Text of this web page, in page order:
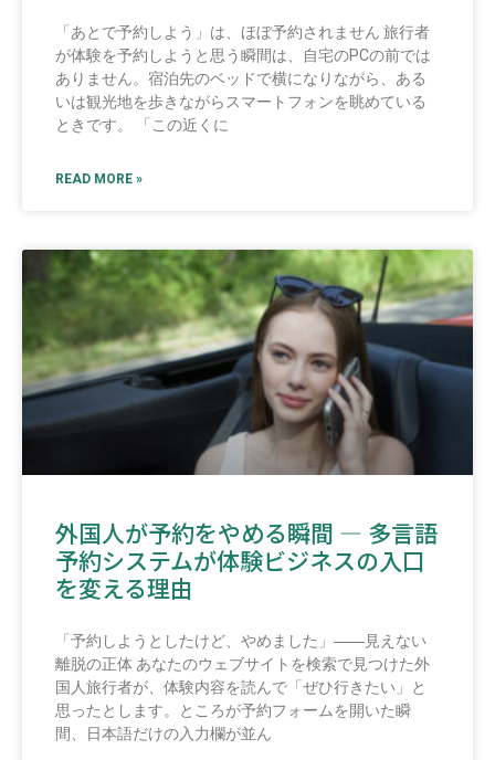
「あとで予約しよう」は、ほぼ予約されません 旅行者
が体験を予約しようと思う瞬間は、自宅のPCの前では
ありません。宿泊先のベッドで横になりながら、ある
いは観光地を歩きながらスマートフォンを眺めている
ときです。 「この近くに
READ MORE »
外国人が予約をやめる瞬間 ― 多言語
予約システムが体験ビジネスの入口
を変える理由
「予約しようとしたけど、やめました」――見えない
離脱の正体 あなたのウェブサイトを検索で見つけた外
国人旅行者が、体験内容を読んで「ぜひ行きたい」と
思ったとします。ところが予約フォームを開いた瞬
間、日本語だけの入力欄が並ん